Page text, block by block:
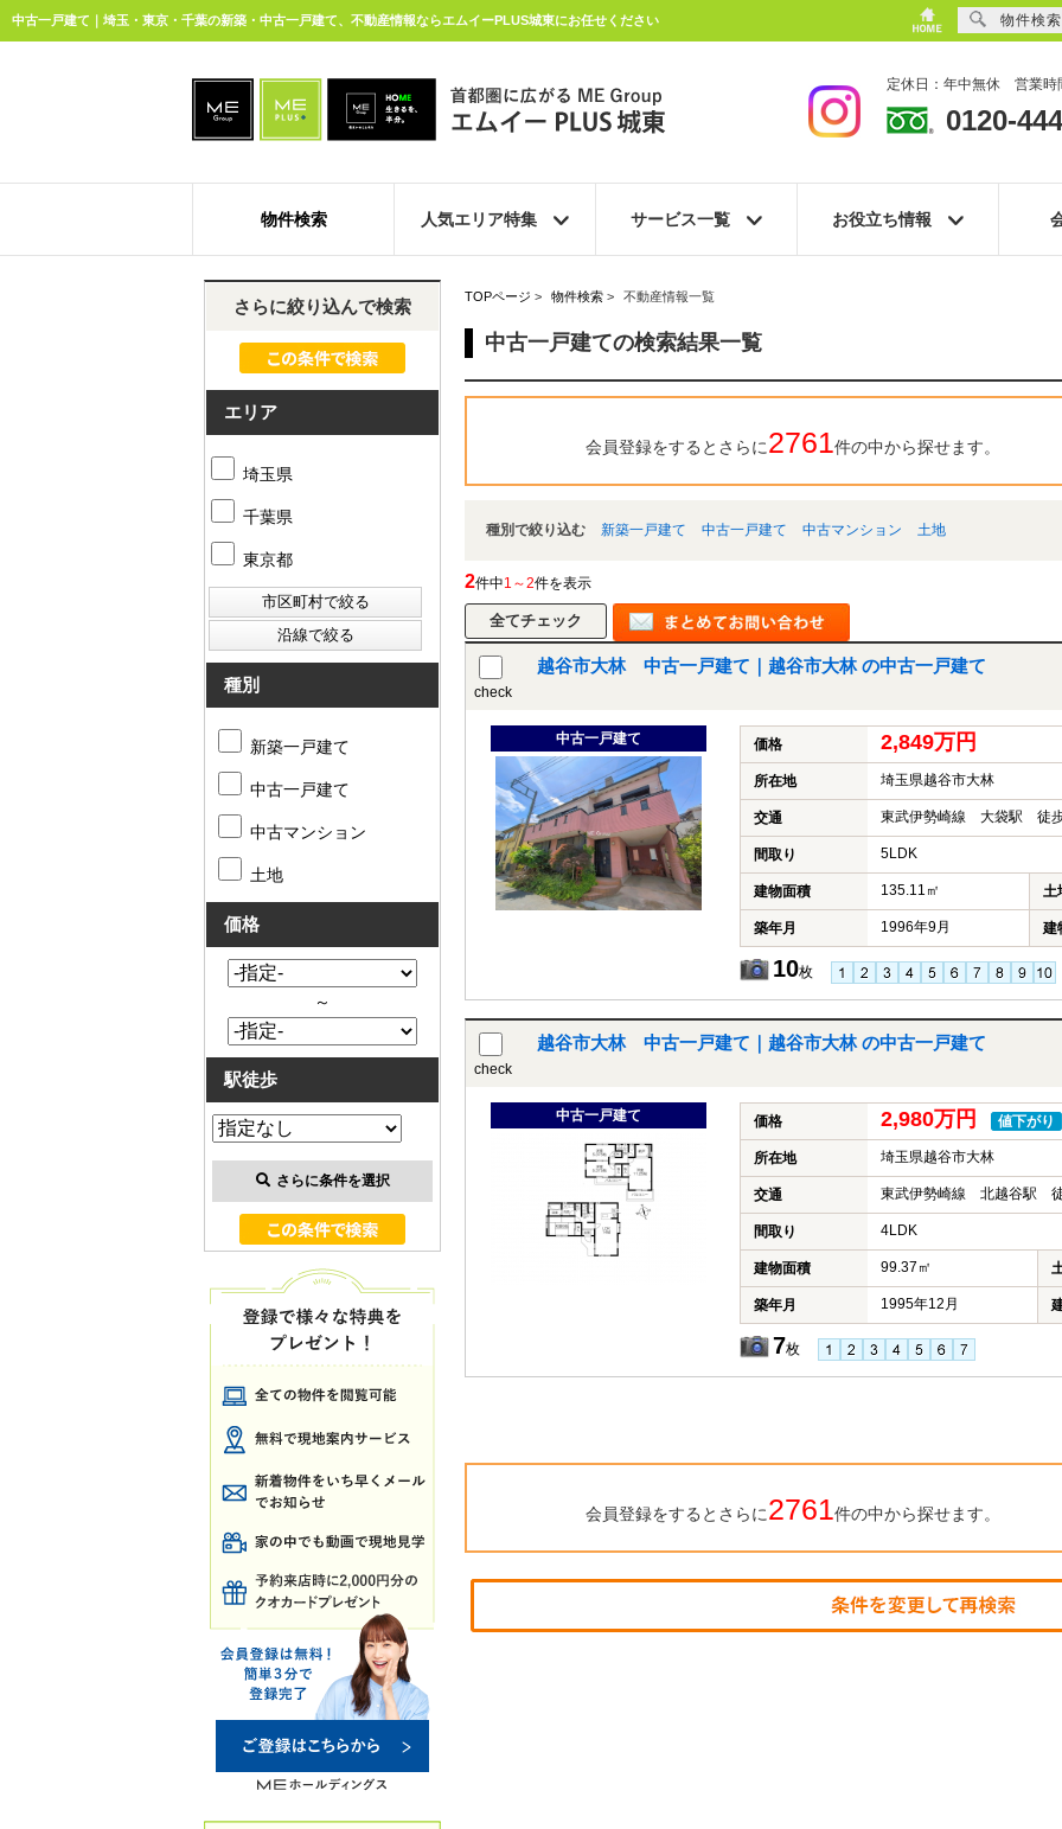
中古一戸建て｜埼玉・東京・千葉の新築・中古一戸建て、不動産情報ならエムイーPLUS城東にお任せください
定休日：年中無休 営業時
0120-
物件検索 人気エリア特集 サービス一覧 お役立ち情報
TOPページ > 物件検索 > 不動産情報一覧
中古一戸建ての検索結果一覧
会員登録をするとさらに2761件の中から探せます。
種別で絞り込む 新築一戸建て 中古一戸建て 中古マンション 土地
2件中1～2件を表示
check
越谷市大林 中古一戸建て｜越谷市大林 の中古一戸建て
中古一戸建て 価格 2,849万円
所在地 埼玉県越谷市大林
交通 東武伊勢崎線 大袋駅 徒
間取り 5LDK
建物面積 135.11㎡ 土
築年月 1996年9月 建
10枚
check
越谷市大林 中古一戸建て｜越谷市大林 の中古一戸建て
中古一戸建て 価格 2,980万円 値下がり
所在地 埼玉県越谷市大林
交通 東武伊勢崎線 北越谷駅
間取り 4LDK
建物面積 99.37㎡
築年月 1995年12月
7枚
会員登録をするとさらに2761件の中から探せます。
さらに絞り込んで検索
エリア
埼玉県
千葉県
東京都
種別
新築一戸建て
中古一戸建て
中古マンション
土地
価格
～
駅徒歩
さらに条件を選択
物件検索